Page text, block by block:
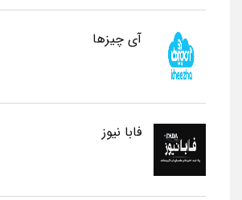
آی چیزها
فابا نیوز